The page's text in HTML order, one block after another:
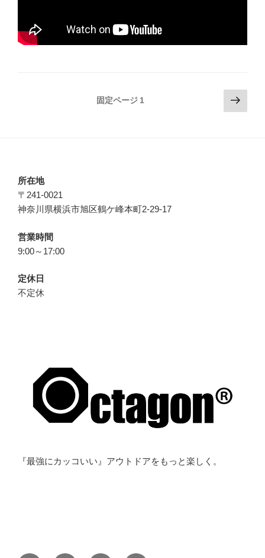
ジ
送
り
固定ページ 1
次
の
所在地
〒241-0021
神奈川県横浜市旭区鶴ケ峰本町2-29-17
営業時間
9:00～17:00
定休日
不定休
『最強にカッコいい』アウトドアをもっと楽しく。